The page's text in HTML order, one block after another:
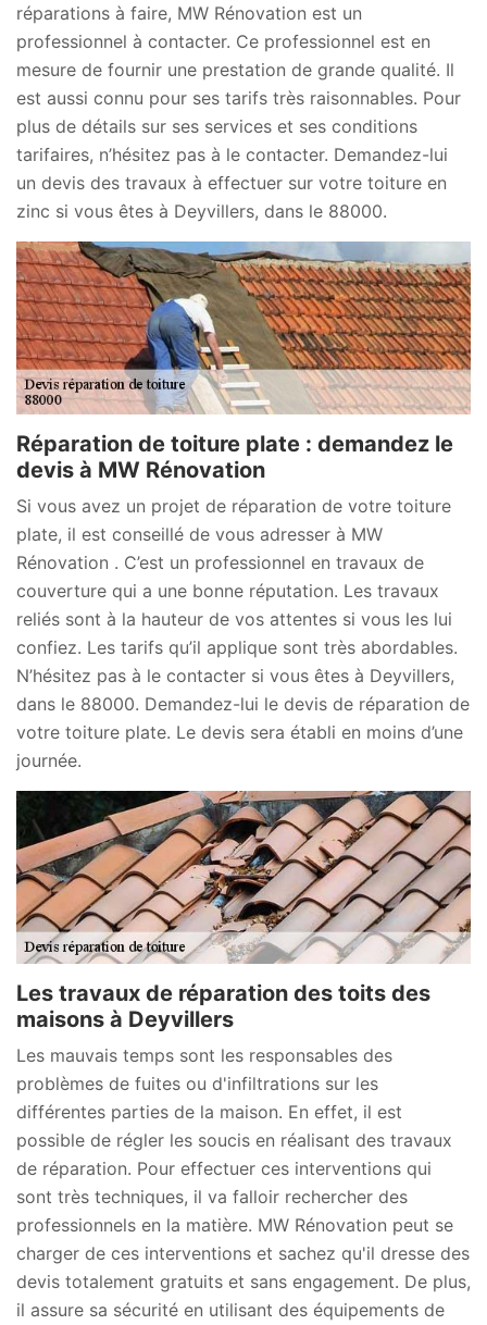
réparations à faire, MW Rénovation est un
professionnel à contacter. Ce professionnel est en
mesure de fournir une prestation de grande qualité. Il
est aussi connu pour ses tarifs très raisonnables. Pour
plus de détails sur ses services et ses conditions
tarifaires, n’hésitez pas à le contacter. Demandez-lui
un devis des travaux à effectuer sur votre toiture en
zinc si vous êtes à Deyvillers, dans le 88000.
Réparation de toiture plate : demandez le
devis à MW Rénovation
Si vous avez un projet de réparation de votre toiture
plate, il est conseillé de vous adresser à MW
Rénovation . C’est un professionnel en travaux de
couverture qui a une bonne réputation. Les travaux
reliés sont à la hauteur de vos attentes si vous les lui
confiez. Les tarifs qu’il applique sont très abordables.
N’hésitez pas à le contacter si vous êtes à Deyvillers,
dans le 88000. Demandez-lui le devis de réparation de
votre toiture plate. Le devis sera établi en moins d’une
journée.
Les travaux de réparation des toits des
maisons à Deyvillers
Les mauvais temps sont les responsables des
problèmes de fuites ou d'infiltrations sur les
différentes parties de la maison. En effet, il est
possible de régler les soucis en réalisant des travaux
de réparation. Pour effectuer ces interventions qui
sont très techniques, il va falloir rechercher des
professionnels en la matière. MW Rénovation peut se
charger de ces interventions et sachez qu'il dresse des
devis totalement gratuits et sans engagement. De plus,
il assure sa sécurité en utilisant des équipements de